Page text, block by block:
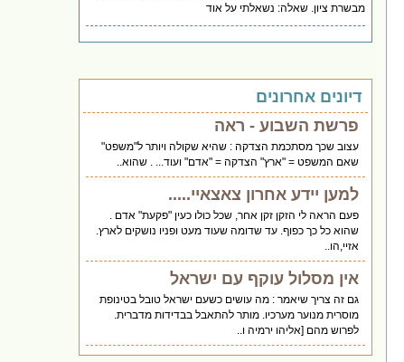
מבשרת ציון. שאלה: נשאלתי על אוד
דיונים אחרונים
פרשת השבוע - ראה
עצוב שכך מסתכמת הצדקה : שהיא שקולה ויותר ל"משפט"
שאם המשפט = "ארץ" הצדקה = "אדם" ועוד... . שהוא..
למען יידע אחרון צאצאיי.....
פעם הראה לי הזקן זקן אחר, שכל כולו כעין "פקעת" אדם .
שהוא כל כך כפוף. עד שדומה שעוד מעט ופניו נושקים לארץ.
אזיי,הו..
אין מסלול עוקף עם ישראל
גם זה צריך שיאמר : מה עושים כשעם ישראל טובל בטינופת
מוסרית מנוער מערכיו. מותר להתאבל בבדידות מדברית.
לפרוש מהם [אליהו ירמיה ו..